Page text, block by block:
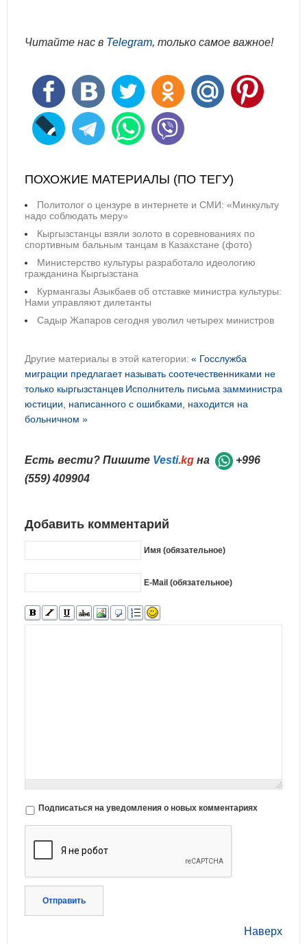
Читайте нас в Telegram, только самое важное!
ПОХОЖИЕ МАТЕРИАЛЫ (ПО ТЕГУ)
Политолог о цензуре в интернете и СМИ: «Минкульту
надо соблюдать меру»
Кыргызстанцы взяли золото в соревнованиях по
спортивным бальным танцам в Казахстане (фото)
Министерство культуры разработало идеологию
гражданина Кыргызстана
Курмангазы Азыкбаев об отставке министра культуры:
Нами управляют дилетанты
Садыр Жапаров сегодня уволил четырех министров
Другие материалы в этой категории: « Госслужба
миграции предлагает называть соотечественниками не
только кыргызстанцев Исполнитель письма замминистра
юстиции, написанного с ошибками, находится на
больничном »
Есть вести? Пишите Vesti.kg на
+996
(559) 409904
Добавить комментарий
Имя (обязательное)
E-Mail (обязательное)
Подписаться на уведомления о новых комментариях
Отправить
Наверх